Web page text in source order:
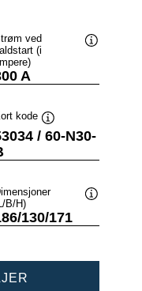
ved
(i
A
kode
Verktøytips
/ 60-N30-
B/H)
130/171